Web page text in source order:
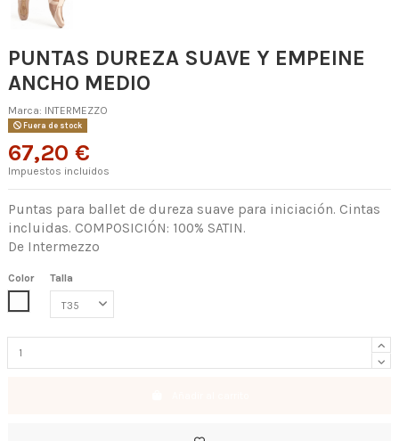
PUNTAS DUREZA SUAVE Y EMPEINE
ANCHO MEDIO
Marca: INTERMEZZO
Fuera de stock
67,20 €
Impuestos incluidos
Puntas para ballet de dureza suave para iniciación. Cintas
incluidas. COMPOSICIÓN: 100% SATIN.
De Intermezzo
Color
COLOR ÚNICO
Talla